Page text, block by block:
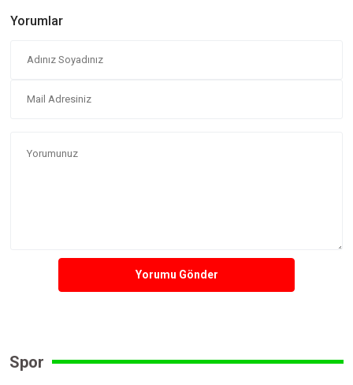
Yorumlar
Yorumu Gönder
Spor